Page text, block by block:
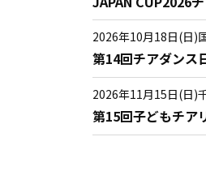
2026年10月18日(日)
第14回チアダンス
2026年11月15日(日)
第15回子どもチア